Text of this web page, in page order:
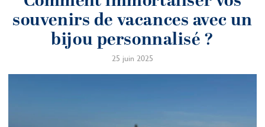
souvenirs de vacances avec un
bijou personnalisé ?
25 juin 2025